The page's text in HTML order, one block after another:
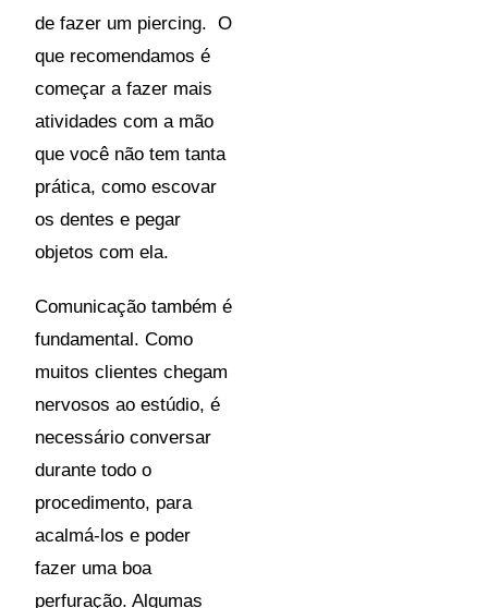
de fazer um piercing. O
que recomendamos é
começar a fazer mais
atividades com a mão
que você não tem tanta
prática, como escovar
os dentes e pegar
objetos com ela.
Comunicação também é
fundamental. Como
muitos clientes chegam
nervosos ao estúdio, é
necessário conversar
durante todo o
procedimento, para
acalmá-los e poder
fazer uma boa
perfuração. Algumas